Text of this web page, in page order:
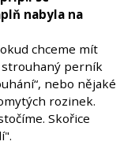
nabyla na
chceme mít
strouhaný perník
nebo nějaké
rozinek.
Skořice